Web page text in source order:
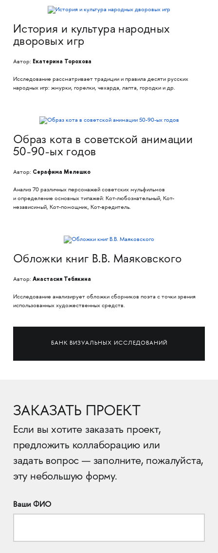
История и культура народных
дворовых игр
Автор: Екатерина Торохова
​​​​​​​Исследование рассматривает традиции и правила десяти русских
народных игр: жмурки, горелки, чехарда, лапта, городки и др.
Образ кота в советской анимации
50-90-ых годов
Автор: Серафима Мелешко
Анализ 70 различных персонажей советских мульфильмов
и определение основных типажей: Кот-любознательный, Кот-
независимый, Кот-помощник, Кот-вредитель.
Обложки книг В.В. Маяковского
Автор: Анастасия Тебякина
Исследование анализирует обложки сборников поэта с точки зрения
использованных художественных средств.
БАНК ВИЗУАЛЬНЫХ ИССЛЕДОВАНИЙ
ЗАКАЗАТЬ ПРОЕКТ
Если вы хотите заказать проект,
предложить коллаборацию или
задать вопрос — заполните, пожалуйста,
эту небольшую форму.
Ваши ФИО